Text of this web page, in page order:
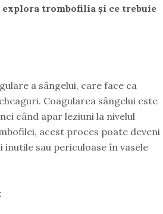
explora trombofilia și ce trebuie
a sângelui, care face ca
Coagularea sângelui este
când apar leziuni la nivelul
acest proces poate deveni
sau periculoase în vasele